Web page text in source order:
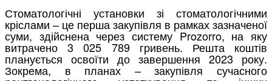
Стоматологічні установки зі стоматологічними
кріслами – це перша закупівля в рамках зазначеної
суми, здійснена через систему Prozorro, на яку
витрачено 3 025 789 гривень. Решта коштів
планується освоїти до завершення 2023 року.
Зокрема, в планах – закупівля сучасного